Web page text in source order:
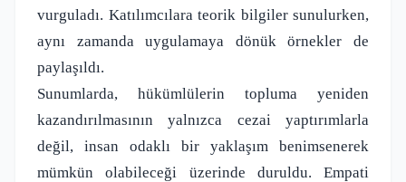
vurguladı. Katılımcılara teorik bilgiler sunulurken,
aynı zamanda uygulamaya dönük örnekler de
paylaşıldı.
Sunumlarda, hükümlülerin topluma yeniden
kazandırılmasının yalnızca cezai yaptırımlarla
değil, insan odaklı bir yaklaşım benimsenerek
mümkün olabileceği üzerinde duruldu. Empati